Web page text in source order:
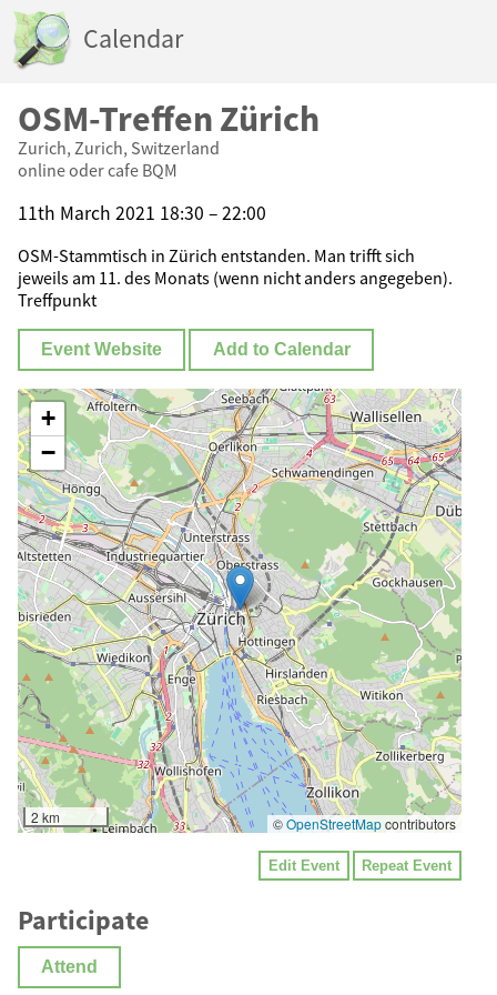
Calendar
OSM-Treffen Zürich
Zurich, Zurich, Switzerland
online oder cafe BQM
11th March 2021 18:30 – 22:00
OSM-Stammtisch in Zürich entstanden. Man trifft sich
jeweils am 11. des Monats (wenn nicht anders angegeben).
Treffpunkt
Event Website Add to Calendar
+
−
2 km ©OpenStreetMapcontributors
Edit Event Repeat Event
Participate
Attend